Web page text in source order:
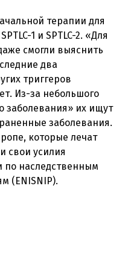
терапии для
1 и SPTLC-2. «Для
смогли выяснить
два
триггеров
Из-за небольшого
заболевания» их ищут
заболевания.
которые лечат
свои усилия
по наследственным
(ENISNIP).